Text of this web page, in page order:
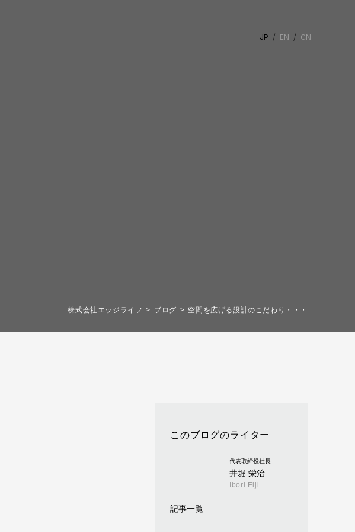
JP EN CN
株式会社エッジライフ ブログ 空間を広げる設計のこだわり・・・
このブログのライター
代表取締役社長
井堀 栄治
Ibori Eiji
記事一覧